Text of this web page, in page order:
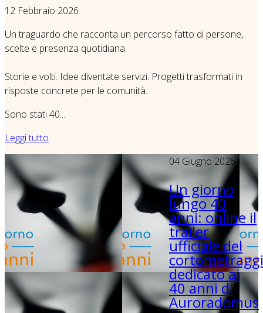
12 Febbraio 2026
Un traguardo che racconta un percorso fatto di persone,
scelte e presenza quotidiana.
Storie e volti. Idee diventate servizi. Progetti trasformati in
risposte concrete per le comunità.
Sono stati 40...
Leggi tutto
04 Giugno 2026
Un giorno
lungo 40
anni: online il
trailer
ufficiale del
dedicato ai
40 anni di
Auroradomus